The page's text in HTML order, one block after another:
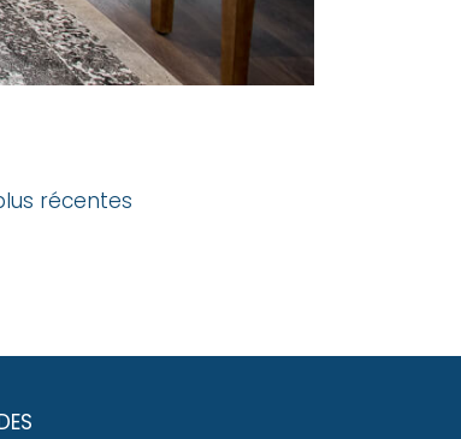
récentes